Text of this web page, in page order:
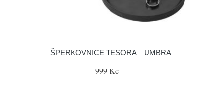
ŠPERKOVNICE TESORA – UMBRA
999 Kč